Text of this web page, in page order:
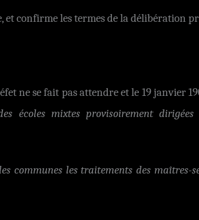
et confirme les termes de la délibération
ne se fait pas attendre et le 19 janvier
écoles mixtes provisoirement
les traitements des maîtres-